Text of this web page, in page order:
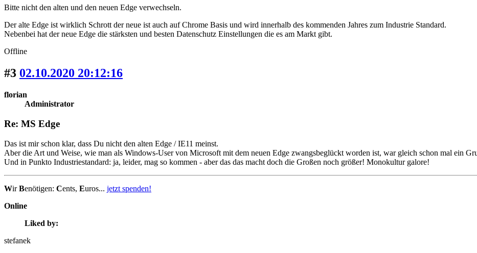
Bitte nicht den alten und den neuen Edge verwechseln.
Der alte Edge ist wirklich Schrott der neue ist auch auf Chrome Basis und wird innerhalb des kommenden Jahres zum Industrie Standard.
Nebenbei hat der neue Edge die stärksten und besten Datenschutz Einstellungen die es am Markt gibt.
Offline
#3 02.10.2020 20:12:16
florian
Administrator
Re: MS Edge
Das ist mir schon klar, dass Du nicht den alten Edge / IE11 meinst.
Aber die Art und Weise, wie man als Windows-User von Microsoft mit dem neuen Edge zwangsbeglückt worden ist, war gleich schon mal ein
Und in Punkto Industriestandard: ja, leider, mag so kommen - aber das das macht doch die Großen noch größer! Monokultur galore!
WirBenötigen: Cents, Euros... jetzt spenden!
Online
Liked by:
stefanek